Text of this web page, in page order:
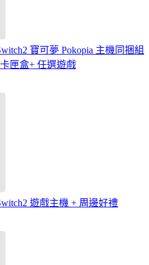
寶可夢 Pokopia 主機同捆組
匣盒+ 任選遊戲
遊戲主機 + 周邊好禮